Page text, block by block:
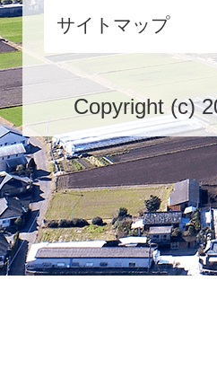
サイトマップ
Copyright (c)